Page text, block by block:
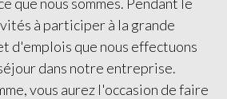
à participer à la grande
d'emplois que nous effectuons
dans notre entreprise.
vous aurez l'occasion de faire